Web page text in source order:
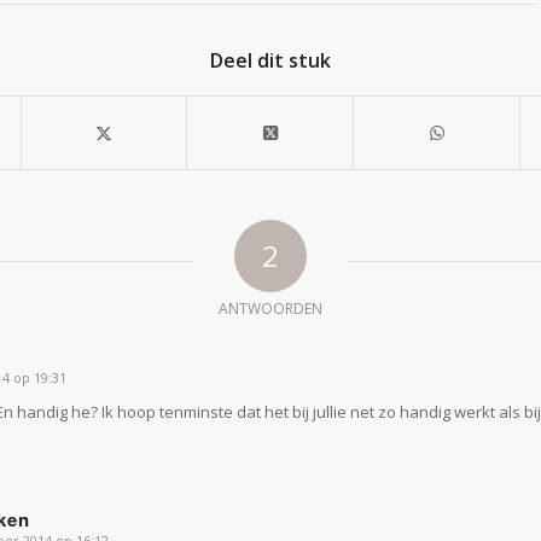
Deel dit stuk
2
ANTWOORDEN
op 19:31
handig he? Ik hoop tenminste dat het bij jullie net zo handig werkt als